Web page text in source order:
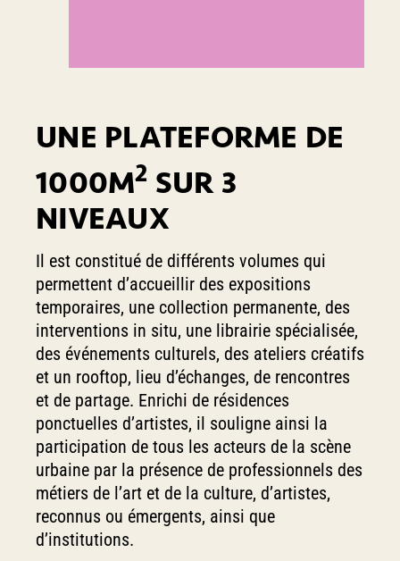
UNE PLATEFORME DE
1000M2 SUR 3
NIVEAUX
Il est constitué de différents volumes qui
permettent d’accueillir des expositions
temporaires, une collection permanente, des
interventions in situ, une librairie spécialisée,
des événements culturels, des ateliers créatifs
et un rooftop, lieu d’échanges, de rencontres
et de partage. Enrichi de résidences
ponctuelles d’artistes, il souligne ainsi la
participation de tous les acteurs de la scène
urbaine par la présence de professionnels des
métiers de l’art et de la culture, d’artistes,
reconnus ou émergents, ainsi que
d’institutions.